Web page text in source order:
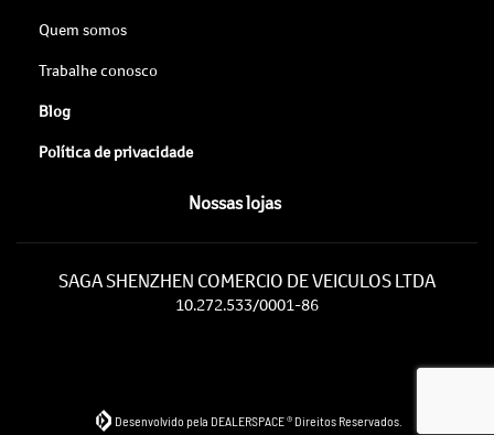
Quem somos
Trabalhe conosco
Blog
Política de privacidade
Nossas lojas
SAGA SHENZHEN COMERCIO DE VEICULOS LTDA
10.272.533/0001-86
Desenvolvido pela DEALERSPACE ® Direitos Reservados.